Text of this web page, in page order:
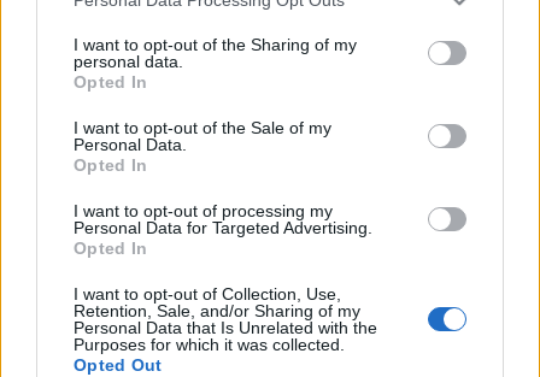
not limited to your visit or usage behaviour. You may click to
grant or deny consent to Google and its third-party tags to
use your data for below specified purposes in below Google
consent section.
I want to opt-out of the Sharing of my
personal data.
Opted In
I want to opt-out of the Sale of my
Personal Data.
Opted In
I want to opt-out of processing my
Personal Data for Targeted Advertising.
Opted In
I want to opt-out of Collection, Use,
Retention, Sale, and/or Sharing of my
Personal Data that Is Unrelated with the
Purposes for which it was collected.
Opted Out
Pertics Jenő - Marosi Viktor
Pertics Jenőné - Erdős Éva
Özv. Telkesyné, Perticsné anyja; Idegen cseléd - Tarr
Boér Kálmán - Varga Balázs
Levélhordó; Tolnay, háziorvos; Temetkezési szolga -
Czakó Máté
Szobalány - Csépai Eszter
Rendezte: Géczi Zoltán